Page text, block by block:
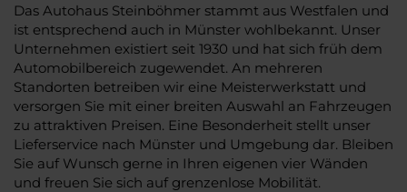
Das Autohaus Steinböhmer stammt aus Westfalen und
ist entsprechend auch in Münster wohlbekannt. Unser
Unternehmen existiert seit 1930 und hat sich früh dem
Automobilbereich zugewendet. An mehreren
Standorten betreiben wir eine Meisterwerkstatt und
versorgen Sie mit einer breiten Auswahl an Fahrzeugen
zu attraktiven Preisen. Eine Besonderheit stellt unser
Lieferservice nach Münster und Umgebung dar. Bleiben
Sie auf Wunsch gerne in Ihren eigenen vier Wänden
und freuen Sie sich auf grenzenlose Mobilität.